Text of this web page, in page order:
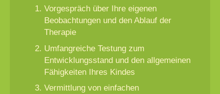
Vorgespräch über Ihre eigenen
Beobachtungen und den Ablauf der
Therapie
Umfangreiche Testung zum
Entwicklungsstand und den allgemeinen
Fähigkeiten Ihres Kindes
Vermittlung von einfachen